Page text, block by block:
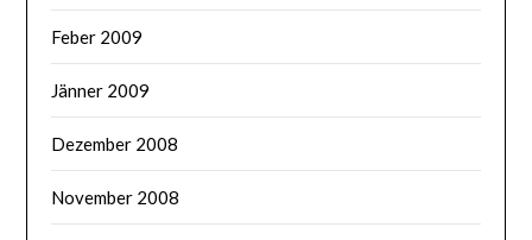
Feber 2009
Jänner 2009
Dezember 2008
November 2008